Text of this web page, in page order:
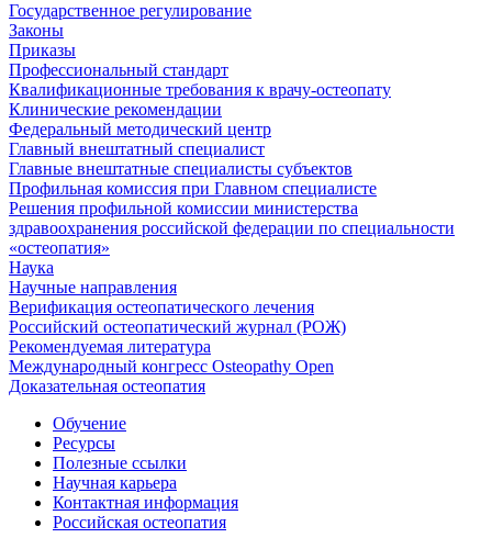
Государственное регулирование
Законы
Приказы
Профессиональный стандарт
Квалификационные требования к врачу-остеопату
Клинические рекомендации
Федеральный методический центр
Главный внештатный специалист
Главные внештатные специалисты субъектов
Профильная комиссия при Главном специалисте
Решения профильной комиссии министерства
здравоохранения российской федерации по специальности
«остеопатия»
Наука
Научные направления
Верификация остеопатического лечения
Российский остеопатический журнал (РОЖ)
Рекомендуемая литература
Международный конгресс Osteopathy Open
Доказательная остеопатия
Обучение
Ресурсы
Полезные ссылки
Научная карьера
Контактная информация
Российская остеопатия